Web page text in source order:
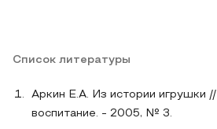
Список литературы
Аркин Е.А. Из истории игрушки
воспитание. - 2005, № 3.